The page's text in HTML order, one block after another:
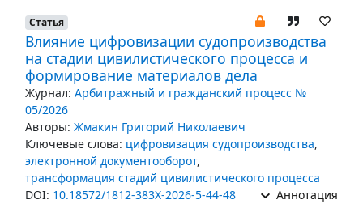
Статья
Влияние цифровизации судопроизводства
на стадии цивилистического процесса и
формирование материалов дела
Журнал: Арбитражный и гражданский процесс №
05/2026
Авторы: Жмакин Григорий Николаевич
Ключевые слова: цифровизация судопроизводства,
электронной документооборот,
трансформация стадий цивилистического процесса
DOI: 10.18572/1812-383X-2026-5-44-48 Аннотация